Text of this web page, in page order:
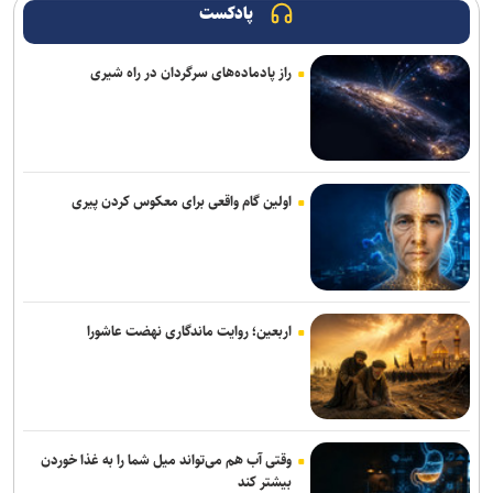
تابستان تحویل مردم می‌شود
کارسوق‌ها گامی در تحقق الگوی تربیتی سمپاد و شعار «هر نیاز کشور، یک
سمپادی آماده اثرگذاری»
تقدیر رئیس جمعیت هلال‌احمر از «روایت‌گران ایثار» به مناسبت روز
خبرنگار
دانش‌آموز برتر کشور
پروژه‌های شهری که طی یک ماه و نیم آینده به بهره‌برداری می‌رسد
سهم ۳۸ درصدی تهران از شبکه مترو کلانشهر‌های ایران در افق طرح جامع
حمل و نقل و ترافیک
حسینیه قوجان؛ تماشاخانه حافظه ایرانی+ تصاویر
روز خبرنگار روز پاسداشت راویان آگاهی و معماران اعتماد عمومی است
رئیس قوه قضاییه: خبرنگار متعهد، هم‌سنگر رزمندگان پشت لانچر است
پادکست
راز پادماده‌های سرگردان در راه شیری
اولین گام واقعی برای معکوس کردن پیری
اربعین؛ روایت ماندگاری نهضت عاشورا
وقتی آب هم می‌تواند میل شما را به غذا خوردن
بیشتر کند